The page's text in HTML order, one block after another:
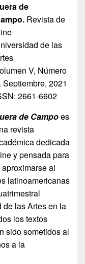
de
Revista de
de las
V, Número
Septiembre, 2021
2661-6602
de Campoes
revista
dedicada
y pensada para
al
latinoamericanas
las Artes en la
los textos
sido sometidos al
a la